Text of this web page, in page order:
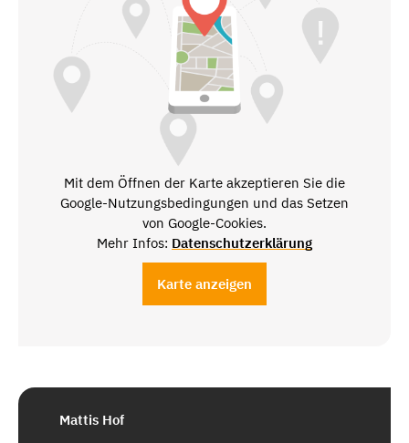
Mit dem Öffnen der Karte akzeptieren Sie die
Google-Nutzungsbedingungen und das Setzen
von Google-Cookies.
Mehr Infos: Datenschutzerklärung
Karte anzeigen
Mattis Hof